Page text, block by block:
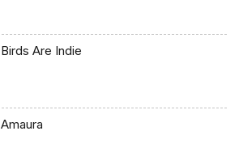
Birds Are Indie
Amaura